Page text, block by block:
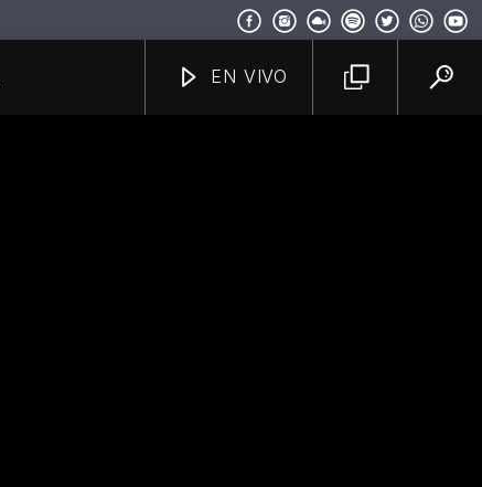
EN VIVO